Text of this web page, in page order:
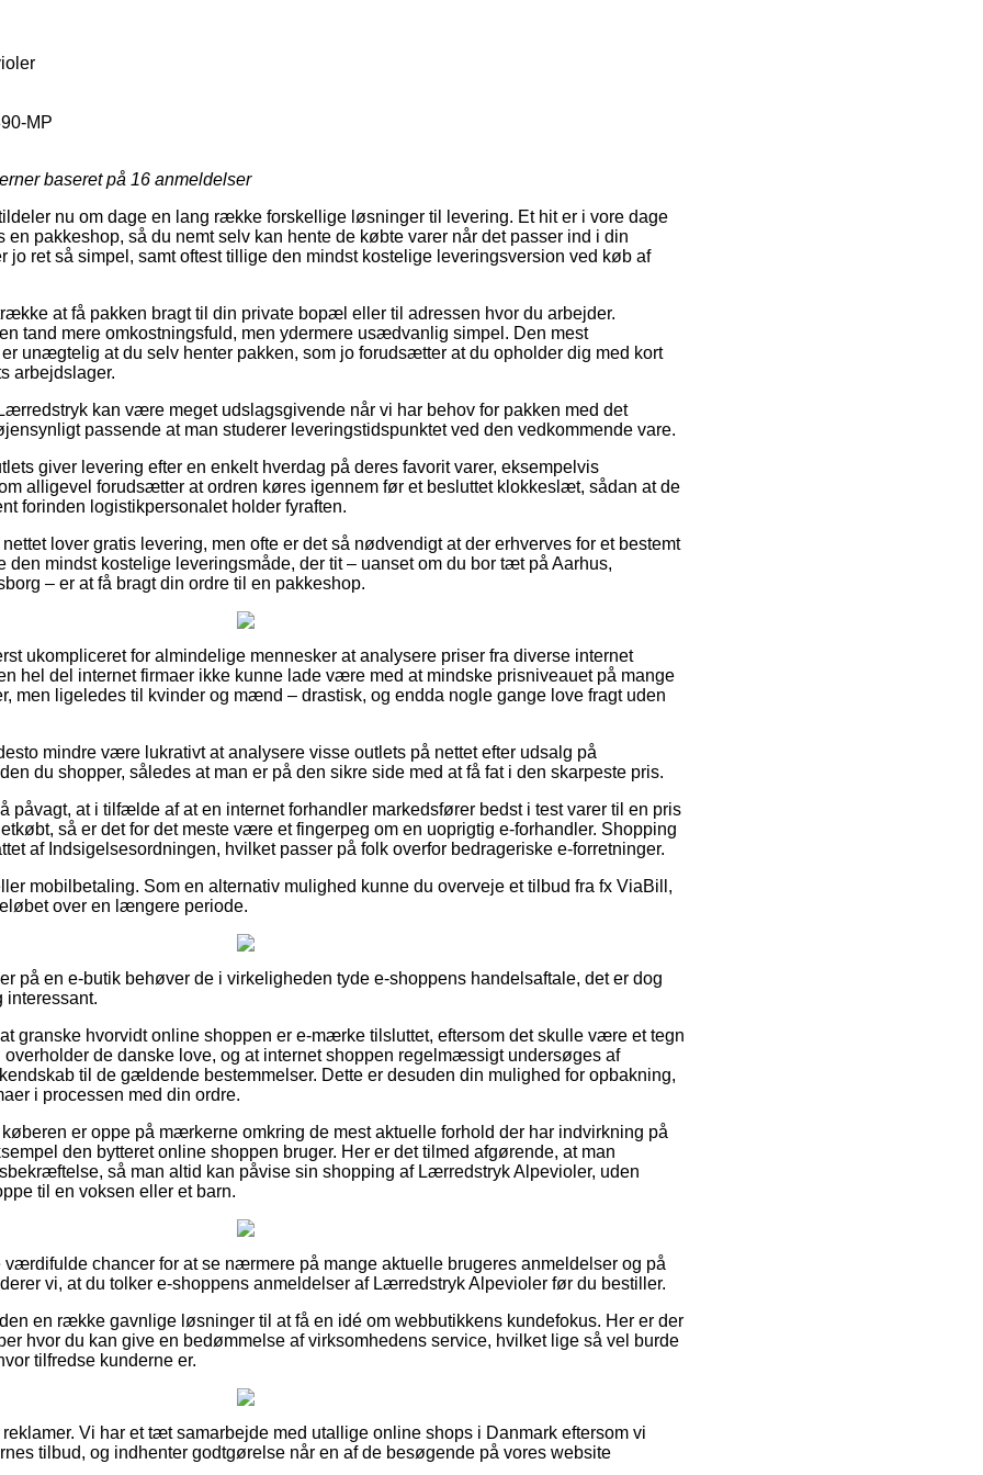
MP
baseret på 16 anmeldelser
nu om dage en lang række forskellige løsninger til levering. Et hit er i vore dage
en pakkeshop, så du nemt selv kan hente de købte varer når det passer ind i din
jo ret så simpel, samt oftest tillige den mindst kostelige leveringsversion ved køb af
at få pakken bragt til din private bopæl eller til adressen hvor du arbejder.
tand mere omkostningsfuld, men ydermere usædvanlig simpel. Den mest
unægtelig at du selv henter pakken, som jo forudsætter at du opholder dig med kort
arbejdslager.
kan være meget udslagsgivende når vi har behov for pakken med det
passende at man studerer leveringstidspunktet ved den vedkommende vare.
giver levering efter en enkelt hverdag på deres favorit varer, eksempelvis
alligevel forudsætter at ordren køres igennem før et besluttet klokkeslæt, sådan at de
forinden logistikpersonalet holder fyraften.
lover gratis levering, men ofte er det så nødvendigt at der erhverves for et bestemt
den mindst kostelige leveringsmåde, der tit – uanset om du bor tæt på Aarhus,
– er at få bragt din ordre til en pakkeshop.
ukompliceret for almindelige mennesker at analysere priser fra diverse internet
hel del internet firmaer ikke kunne lade være med at mindske prisniveauet på mange
men ligeledes til kvinder og mænd – drastisk, og endda nogle gange love fragt uden
mindre være lukrativt at analysere visse outlets på nettet efter udsalg på
du shopper, således at man er på den sikre side med at få fat i den skarpeste pris.
påvagt, at i tilfælde af at en internet forhandler markedsfører bedst i test varer til en pris
så er det for det meste være et fingerpeg om en uoprigtig e-forhandler. Shopping
af Indsigelsesordningen, hvilket passer på folk overfor bedrageriske e-forretninger.
mobilbetaling. Som en alternativ mulighed kunne du overveje et tilbud fra fx ViaBill,
over en længere periode.
på en e-butik behøver de i virkeligheden tyde e-shoppens handelsaftale, det er dog
granske hvorvidt online shoppen er e-mærke tilsluttet, eftersom det skulle være et tegn
de danske love, og at internet shoppen regelmæssigt undersøges af
til de gældende bestemmelser. Dette er desuden din mulighed for opbakning,
i processen med din ordre.
er oppe på mærkerne omkring de mest aktuelle forhold der har indvirkning på
den bytteret online shoppen bruger. Her er det tilmed afgørende, at man
så man altid kan påvise sin shopping af Lærredstryk Alpevioler, uden
til en voksen eller et barn.
chancer for at se nærmere på mange aktuelle brugeres anmeldelser og på
vi, at du tolker e-shoppens anmeldelser af Lærredstryk Alpevioler før du bestiller.
en række gavnlige løsninger til at få en idé om webbutikkens kundefokus. Her er der
hvor du kan give en bedømmelse af virksomhedens service, hvilket lige så vel burde
tilfredse kunderne er.
Vi har et tæt samarbejde med utallige online shops i Danmark eftersom vi
tilbud, og indhenter godtgørelse når en af de besøgende på vores website